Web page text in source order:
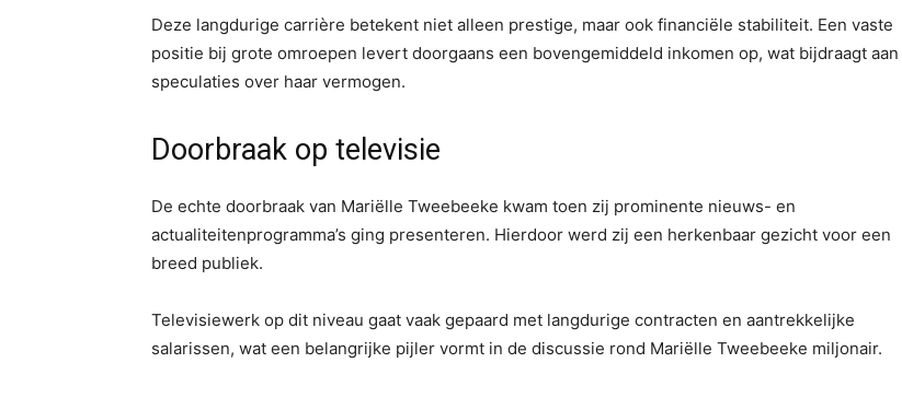
Deze langdurige carrière betekent niet alleen prestige, maar ook financiële stabiliteit. Een vaste
positie bij grote omroepen levert doorgaans een bovengemiddeld inkomen op, wat bijdraagt aan
speculaties over haar vermogen.
Doorbraak op televisie
De echte doorbraak van Mariëlle Tweebeeke kwam toen zij prominente nieuws- en
actualiteitenprogramma’s ging presenteren. Hierdoor werd zij een herkenbaar gezicht voor een
breed publiek.
Televisiewerk op dit niveau gaat vaak gepaard met langdurige contracten en aantrekkelijke
salarissen, wat een belangrijke pijler vormt in de discussie rond Mariëlle Tweebeeke miljonair.